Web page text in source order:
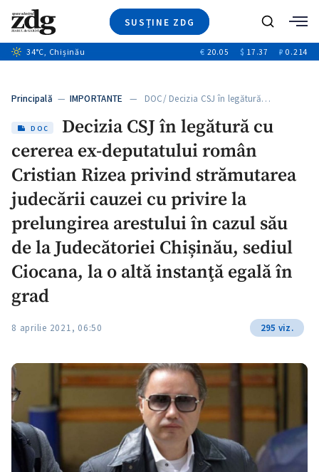
SUSȚINE ZDG
Ştiri
+14
Special
Caută
34°C, Chișinău € 20.05 $ 17.37 ₽ 0.214
Principală — IMPORTANTE — DOC/ Decizia CSJ în legătură…
DOC
Decizia CSJ în legătură cu
cererea ex-deputatului român
Cristian Rizea privind strămutarea
judecării cauzei cu privire la
prelungirea arestului în cazul său
de la Judecătoriei Chișinău, sediul
Ciocana, la o altă instanţă egală în
grad
8 aprilie 2021, 06:50 295 viz.